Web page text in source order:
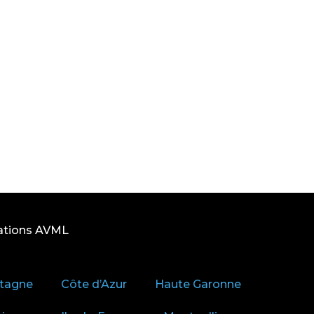
AVML
Côte d’Azur Haute Garonne